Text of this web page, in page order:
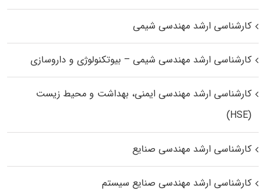
کارشناسی ارشد مهندسی شیمی
کارشناسی ارشد مهندسی شیمی – بیوتکنولوژی و داروسازی
کارشناسی ارشد مهندسی ایمنی، بهداشت و محیط زیست
(HSE)
کارشناسی ارشد مهندسی صنایع
کارشناسی ارشد مهندسی صنایع سیستم